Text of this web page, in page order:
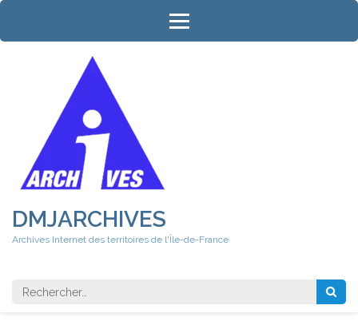
Aller
contenu
DMJARCHIVES
Archives Internet des territoires de l'Île-de-France
Rechercher